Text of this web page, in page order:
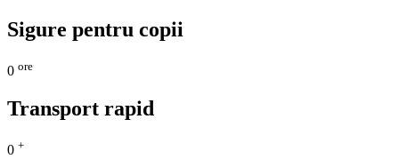
Sigure pentru copii
0 ore
Transport rapid
0 +